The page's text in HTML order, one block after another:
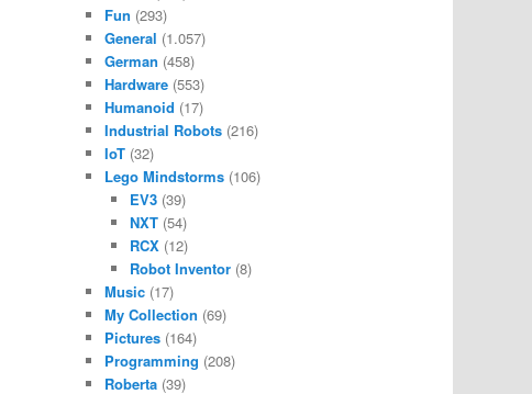
Fun (293)
General (1.057)
German (458)
Hardware (553)
Humanoid (17)
Industrial Robots (216)
IoT (32)
Lego Mindstorms (106)
EV3(39)
NXT(54)
RCX(12)
Robot Inventor(8)
Music (17)
My Collection (69)
Pictures (164)
Programming (208)
Roberta (39)